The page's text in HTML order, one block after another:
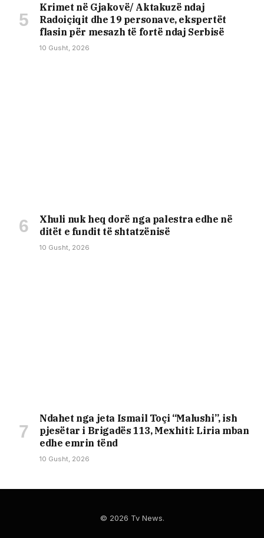
Krimet në Gjakovë/ Aktakuzë ndaj
Radoiçiqit dhe 19 personave, ekspertët
flasin për mesazh të fortë ndaj Serbisë
10 Gusht, 2026
Xhuli nuk heq dorë nga palestra edhe në
ditët e fundit të shtatzënisë
10 Gusht, 2026
Ndahet nga jeta Ismail Toçi “Malushi”, ish
pjesëtar i Brigadës 113, Mexhiti: Liria mban
edhe emrin tënd
10 Gusht, 2026
© 2026 Tv News.